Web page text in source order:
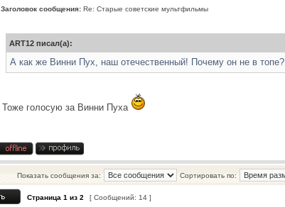
Заголовок сообщения: Re: Старые советские мультфильмы
ART12 писал(а):
А как же Винни Пух, наш отечественный! Почему он не в топе?
Тоже голосую за Винни Пуха
Показать сообщения за: Сортировать по:
Страница 1 из 2 [ Сообщений: 14 ]